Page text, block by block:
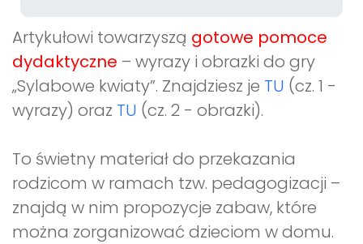
Artykułowi towarzyszą gotowe pomoce
dydaktyczne – wyrazy i obrazki do gry
„Sylabowe kwiaty”. Znajdziesz je TU (cz. 1 -
wyrazy) oraz TU (cz. 2 - obrazki).
To świetny materiał do przekazania
rodzicom w ramach tzw. pedagogizacji –
znajdą w nim propozycje zabaw, które
można zorganizować dzieciom w domu.